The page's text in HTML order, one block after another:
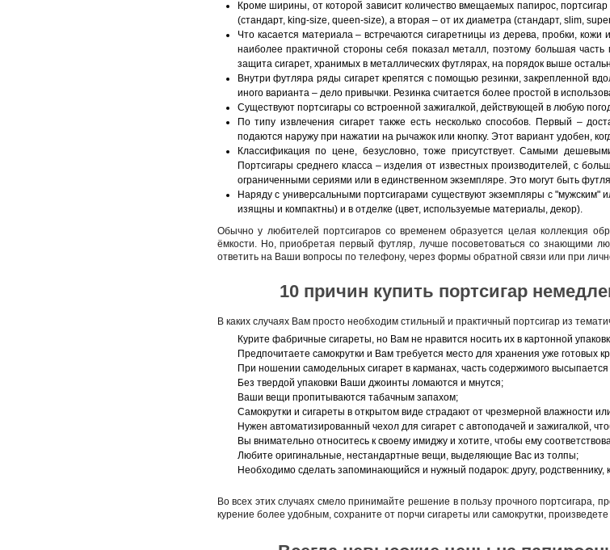
Кроме ширины, от которой зависит количество вмещаемых папирос,
(стандарт, king-size, queen-size), а вторая – от их диаметра (стандарт, slim,
Что касается материала – встречаются сигаретницы из дерева, пробки,
наиболее практичной стороны себя показал металл, поэтому большая
защита сигарет, хранимых в металлических футлярах, на порядок выше
Внутри футляра ряды сигарет крепятся с помощью резинки, закрепленной
иного варианта – дело привычки. Резинка считается более простой в
Существуют портсигары со встроенной зажигалкой, действующей в любую
По типу извлечения сигарет также есть несколько способов. Первый –
подаются наружу при нажатии на рычажок или кнопку. Этот вариант удобен,
Классификация по цене, безусловно, тоже присутствует. Самыми
Портсигары среднего класса – изделия от известных производителей, с
ограниченными сериями или в единственном экземпляре. Это могут быть
Наряду с универсальными портсигарами существуют экземпляры с
изящны и компактны) и в отделке (цвет, используемые материалы, декор).
Обычно у любителей портсигаров со временем образуется целая коллекция
ёмкости. Но, приобретая первый футляр, лучше посоветоваться со знающими
ответить на Ваши вопросы по телефону, через формы обратной связи или при
10 причин купить портсигар
В каких случаях Вам просто необходим стильный и практичный портсигар из
Курите фабричные сигареты, но Вам не нравится носить их в картонной
Предпочитаете самокрутки и Вам требуется место для хранения уже готовых
При ношении самодельных сигарет в карманах, часть содержимого
Без твердой упаковки Ваши джоинты ломаются и мнутся;
Ваши вещи пропитываются табачным запахом;
Самокрутки и сигареты в открытом виде страдают от чрезмерной влажности
Нужен автоматизированный чехол для сигарет с автоподачей и зажигалкой,
Вы внимательно относитесь к своему имиджу и хотите, чтобы ему
Любите оригинальные, нестандартные вещи, выделяющие Вас из толпы;
Необходимо сделать запоминающийся и нужный подарок: другу, родственнику,
Во всех этих случаях смело принимайте решение в пользу прочного портсигара,
курение более удобным, сохраните от порчи сигареты или самокрутки,